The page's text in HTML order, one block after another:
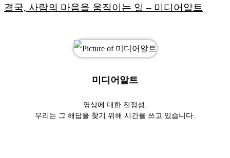
결국, 사람의 마음을 움직이는 일– 미디어알트
미디어알트
영상에 대한 진정성,
우리는 그 해답을 찾기 위해 시간을 쓰고 있습니다.